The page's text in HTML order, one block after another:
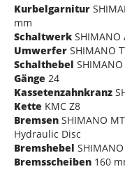
Kurbelgarnitur
mm
Schaltwerk
Umwerfer SHIMANO
Schalthebel
Gänge 24
Kassetenzahnkranz
Kette KMC Z8
Bremsen SHIMANO
Hydraulic Disc
Bremshebel
Bremsscheiben 160